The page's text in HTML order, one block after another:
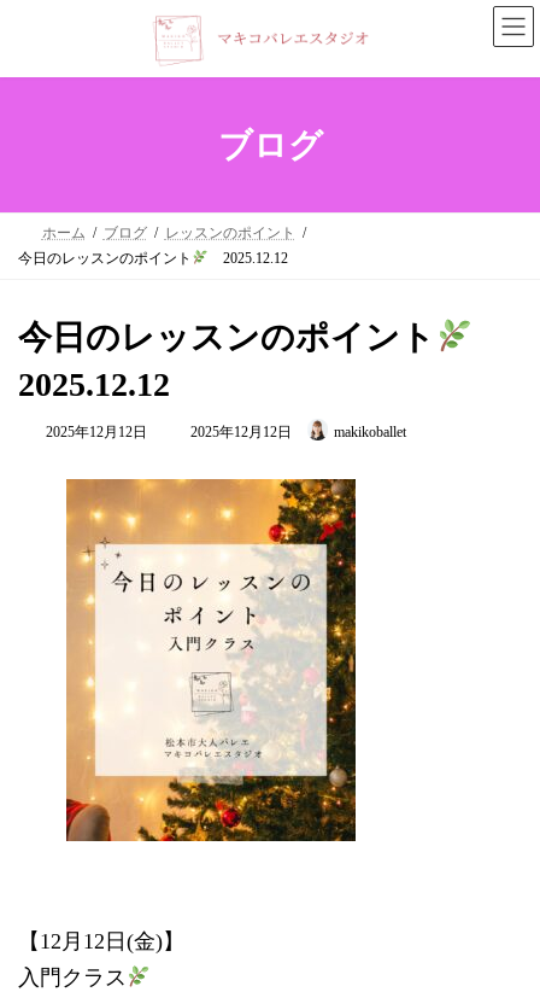
へ
ョ
ブログ
ホーム ブログ
レッスンのポイント
今日のレッスンのポイント
2025.12.12
今日のレッスンのポイント
2025.12.12
2025年12月12日
最
更
新
:
2025年12月12日 makikoballet
【12月12日(金)】
入門クラス